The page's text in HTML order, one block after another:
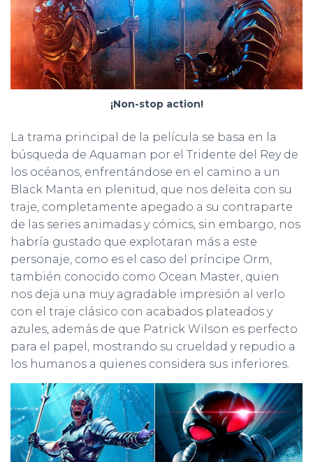
¡Non-stop action!
La trama principal de la película se basa en la
búsqueda de Aquaman por el Tridente del Rey de
los océanos, enfrentándose en el camino a un
Black Manta en plenitud, que nos deleita con su
traje, completamente apegado a su contraparte
de las series animadas y cómics, sin embargo, nos
habría gustado que explotaran más a este
personaje, como es el caso del príncipe Orm,
también conocido como Ocean Master, quien
nos deja una muy agradable impresión al verlo
con el traje clásico con acabados plateados y
azules, además de que Patrick Wilson es perfecto
para el papel, mostrando su crueldad y repudio a
los humanos a quienes considera sus inferiores.